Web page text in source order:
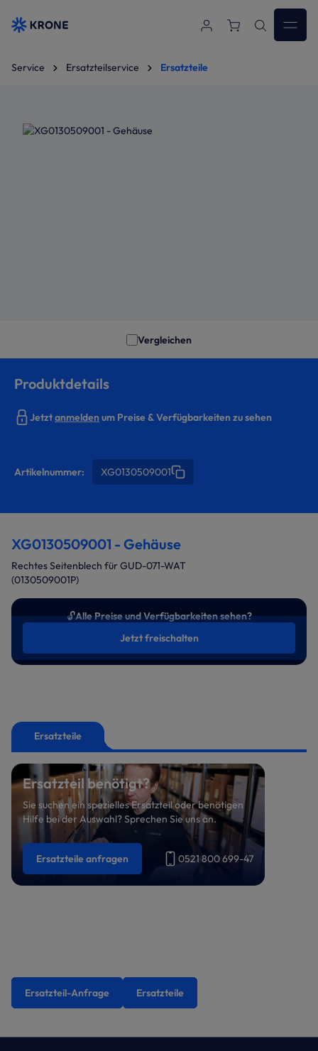
Zum Hauptinhalt springen
Service Ersatzteilservice Ersatzteile
Vergleichen
Produktdetails
Jetztanmeldenum Preise & Verfügbarkeiten zu sehen
Artikelnummer: XG0130509001
XG0130509001 - Gehäuse
Rechtes Seitenblech für GUD-071-WAT
(0130509001P)
🔓Alle Preise und Verfügbarkeiten sehen?
Jetzt freischalten
Ersatzteile
Ersatzteil benötigt?
Sie suchen ein spezielles Ersatzteil oder benötigen
Hilfe bei der Auswahl? Sprechen Sie uns an.
Ersatzteile anfragen 0521 800 699-47
Ersatzteil-Anfrage Ersatzteile